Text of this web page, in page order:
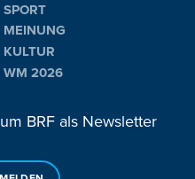
SPORT
MEINUNG
KULTUR
WM 2026
BRF als Newsletter